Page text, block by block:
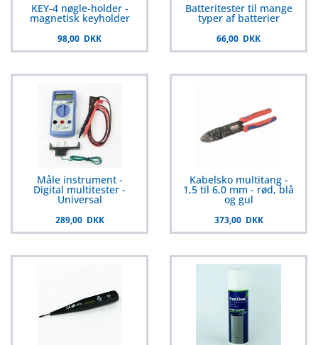
KEY-4 nøgle-holder -
magnetisk keyholder
98,00 DKK
Batteritester til mange
typer af batterier
66,00 DKK
Måle instrument -
Digital multitester -
Universal
289,00 DKK
Kabelsko multitang -
1,5 til 6,0 mm - rød, blå
og gul
373,00 DKK